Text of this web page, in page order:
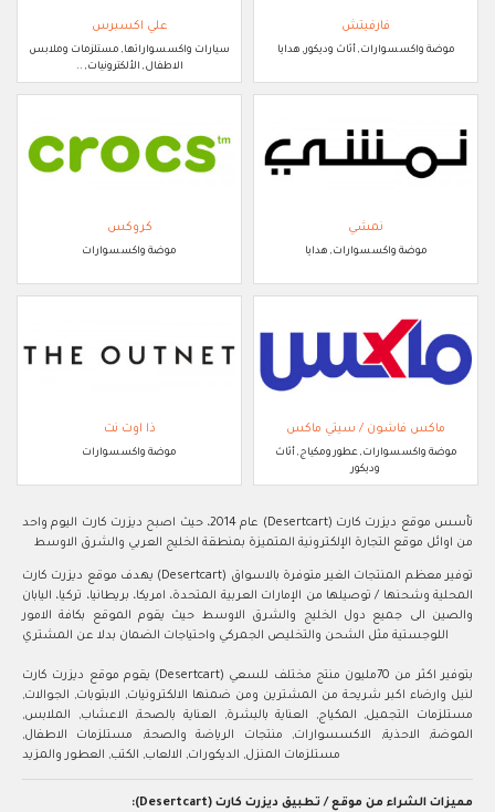
فارفيتش
موضة واكسسوارات, أثاث وديكور, هدايا
علي اكسبرس
سيارات واكسسواراتها, مستلزمات وملابس
الاطفال, الألكترونيات, ..
نمشي
موضة واكسسوارات, هدايا
كروكس
موضة واكسسوارات
ماكس فاشون / سيتي ماكس
موضة واكسسوارات, عطور ومكياج, أثاث
وديكور
ذا اوت نت
موضة واكسسوارات
تأسس موقع ديزرت كارت (Desertcart) عام 2014، حيث اصبح ديزرت كارت اليوم واحد
من اوائل موقع التجارة الإلكترونية المتميزة بمنطقة الخليج العربي والشرق الاوسط
يهدف موقع ديزرت كارت (Desertcart) توفير معظم المنتجات الغير متوفرة بالاسواق
المحلية وشحنها / توصيلها من الإمارات العربية المتحدة، امريكا، بريطانيا، تركيا، اليابان
والصين الى جميع دول الخليج والشرق الاوسط حيث يقوم الموقع بكافة الامور
اللوجستية مثل الشحن والتخليص الجمركي واحتياجات الضمان بدلا عن المشتري
يقوم موقع ديزرت كارت (Desertcart) بتوفير اكثر من 70مليون منتج مختلف للسعي
لنيل وارضاء اكبر شريحة من المشترين ومن ضمنها الالكترونيات, الابتوبات, الجوالات,
مستلزمات التجميل, المكياج, العناية بالبشرة, العناية بالصحة, الاعشاب, الملابس,
الموضة, الاحذية, الاكسسوارات, منتجات الرياضة والصحة, مستلزمات الاطفال,
مستلزمات المنزل, الديكورات, الالعاب, الكتب, العطور والمزيد
مميزات الشراء من موقع / تطبيق ديزرت كارت (Desertcart):